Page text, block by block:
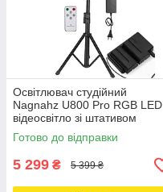
Освітлювач студійний
Nagnahz U800 Pro RGB LED
відеосвітло зі штативом
Love&Life -online-multimarket-
Готово до відправки
5 299 ₴ 5 399 ₴